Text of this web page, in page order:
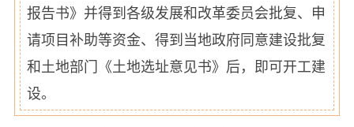
报告书》并得到各级发展和改革委员会批复、申
请项目补助等资金、得到当地政府同意建设批复
和土地部门《土地选址意见书》后，即可开工建
设。